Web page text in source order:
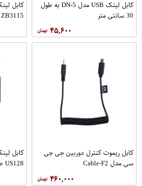
کابل لینک USB مدل DN-5 به طول
30 سانتی متر
۴۵,۶۰۰
ZB3115 طول 1 متر
کابل ریموت کنترل دوربین جی جی
سی مدل Cable-F2
۴۶۰,۰۰۰
US128 طول 1 متر